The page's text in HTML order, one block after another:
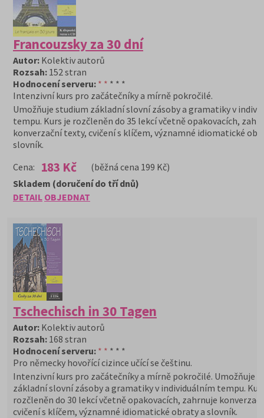
Francouzsky za 30 dní
Autor: Kolektiv autorů
Rozsah: 152 stran
Hodnocení serveru: * * * * *
Intenzivní kurs pro začátečníky a mírně pokročilé.
Umožňuje studium základní slovní zásoby a gramatiky v
tempu. Kurs je rozčleněn do 35 lekcí včetně opakovacích,
konverzační texty, cvičení s klíčem, významné idiomatické
slovník.
Cena:
183 Kč (běžná cena 199 Kč)
DETAIL OBJEDNAT
Skladem (doručení do tří dnů)
Tschechisch in 30 Tagen
Autor: Kolektiv autorů
Rozsah: 168 stran
Hodnocení serveru: * * * * *
Pro německy hovořící cizince učící se češtinu.
Intenzivní kurs pro začátečníky a mírně pokročilé. Umožňuje
základní slovní zásoby a gramatiky v individuálním tempu.
rozčleněn do 30 lekcí včetně opakovacích, zahrnuje
cvičení s klíčem, významné idiomatické obraty a slovník.